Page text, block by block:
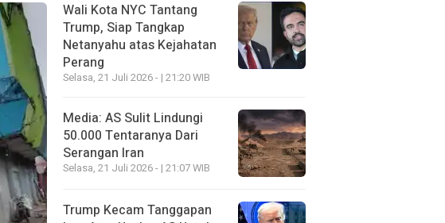
Wali Kota NYC Tantang
Trump, Siap Tangkap
Netanyahu atas Kejahatan
Perang
Selasa, 21 Juli 2026 - | 21:20 WIB
Media: AS Sulit Lindungi
50.000 Tentaranya Dari
Serangan Iran
Selasa, 21 Juli 2026 - | 21:07 WIB
Trump Kecam Tanggapan